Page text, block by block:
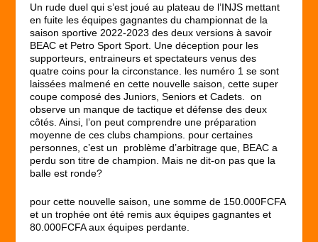
Un rude duel qui s’est joué au plateau de l’INJS mettant
en fuite les équipes gagnantes du championnat de la
saison sportive 2022-2023 des deux versions à savoir
BEAC et Petro Sport Sport. Une déception pour les
supporteurs, entraineurs et spectateurs venus des
quatre coins pour la circonstance. les numéro 1 se sont
laissées malmené en cette nouvelle saison, cette super
coupe composé des Juniors, Seniors et Cadets. on
observe un manque de tactique et défense des deux
côtés. Ainsi, l’on peut comprendre une préparation
moyenne de ces clubs champions. pour certaines
personnes, c’est un problème d’arbitrage que, BEAC a
perdu son titre de champion. Mais ne dit-on pas que la
balle est ronde?
pour cette nouvelle saison, une somme de 150.000FCFA
et un trophée ont été remis aux équipes gagnantes et
80.000FCFA aux équipes perdante.